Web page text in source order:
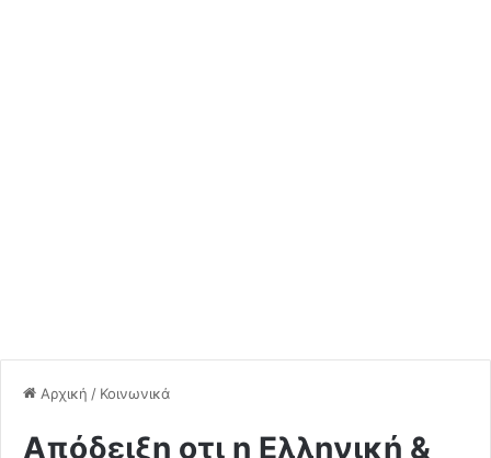
Αρχική / Κοινωνικά
Απόδειξη οτι η Ελληνική &